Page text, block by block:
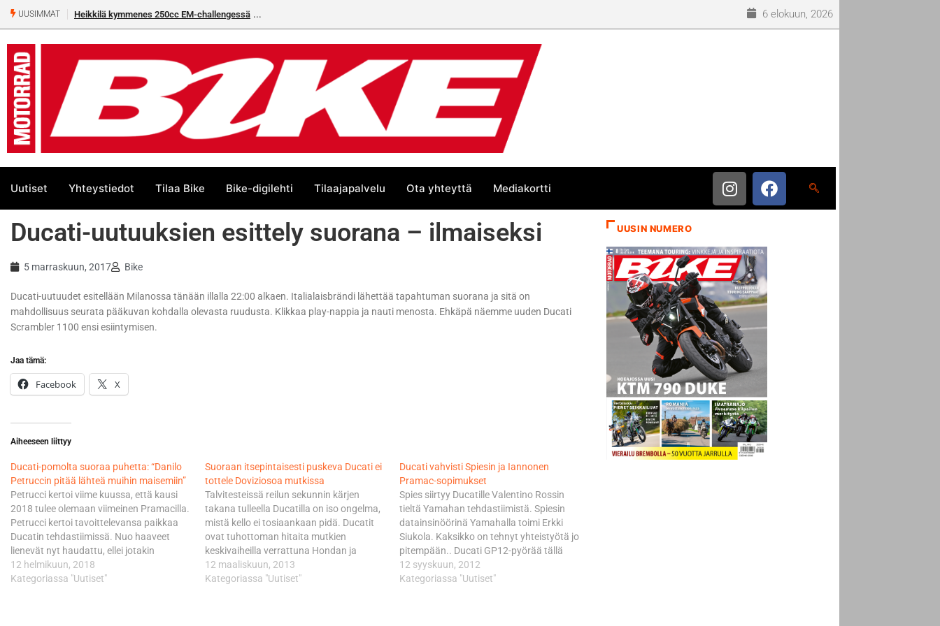
UUSIMMAT Heikkilä kymmenes 250cc EM-challengessä 6 elokuun, 2026
Uutiset Yhteystiedot Tilaa Bike Bike-digilehti Tilaajapalvelu Ota yhteyttä Mediakortti
Ducati-uutuuksien esittely suorana – ilmaiseksi
5 marraskuun, 2017 Bike
Ducati-uutuudet esitellään Milanossa tänään illalla 22:00 alkaen. Italialaisbrändi lähettää tapahtuman suorana ja sitä on
mahdollisuus seurata pääkuvan kohdalla olevasta ruudusta. Klikkaa play-nappia ja nauti menosta. Ehkäpä näemme uuden Ducati
Scrambler 1100 ensi esiintymisen.
Jaa tämä:
Facebook X
Aiheeseen liittyy
Ducati-pomolta suoraa puhetta: “Danilo
Petruccin pitää lähteä muihin maisemiin”
Petrucci kertoi viime kuussa, että kausi
2018 tulee olemaan viimeinen Pramacilla.
Petrucci kertoi tavoittelevansa paikkaa
Ducatin tehdastiimissä. Nuo haaveet
lienevät nyt haudattu, ellei jotakin
erikoista tapahdu. Vaikka molempien
Ducati-kuskien sopimukset päättyvät
12 helmikuun, 2018
Kategoriassa "Uutiset"
Suoraan itsepintaisesti puskeva Ducati ei
tottele Doviziosoa mutkissa
Talvitesteissä reilun sekunnin kärjen
takana tulleella Ducatilla on iso ongelma,
mistä kello ei tosiaankaan pidä. Ducatit
ovat tuhottoman hitaita mutkien
keskivaiheilla verrattuna Hondan ja
Yamahan vastaaviin tehdaspeleihin.
Valentino Rossin vaatimattoman
12 maaliskuun, 2013
Kategoriassa "Uutiset"
Ducati vahvisti Spiesin ja Iannonen
Pramac-sopimukset
Spies siirtyy Ducatille Valentino Rossin
tieltä Yamahan tehdastiimistä. Spiesin
datainsinöörinä Yamahalla toimi Erkki
Siukola. Kaksikko on tehnyt yhteistyötä jo
pitempään.. Ducati GP12-pyörää tällä
kaudella jo pariin otteseen testannut
Iannone lukeutuu puolestaan MotoGP-
12 syyskuun, 2012
Kategoriassa "Uutiset"
UUSIN NUMERO